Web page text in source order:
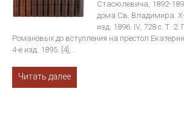
Стасюлевича, 1892-
дома Св. Владимира. X-
изд. 1896. IV, 728 с. Т. 2:
Романовых до вступления на престол
4-е изд. 1895. [4],…
Читать далее